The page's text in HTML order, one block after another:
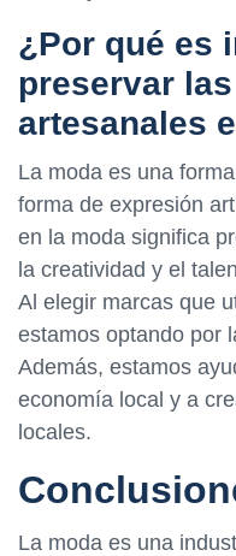
¿Por qué es
preservar
artesanales
La moda es una
forma de expresión
en la moda significa
la creatividad y el
Al elegir marcas que
estamos optando por
Además, estamos
economía local y a
locales.
La moda es una